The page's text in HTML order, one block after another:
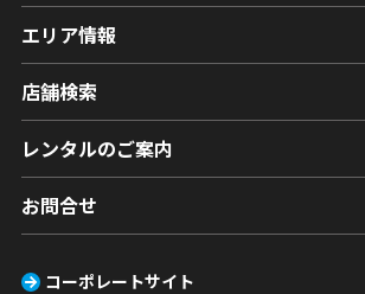
エリア情報
店舗検索
レンタルのご案内
お問合せ
コーポレートサイト